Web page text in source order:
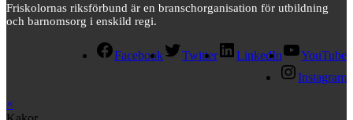
Friskolornas riksförbund är en branschorganisation för utbildning
och barnomsorg i enskild regi.
Facebook Twitter LinkedIn
YouTube
Instagram
×